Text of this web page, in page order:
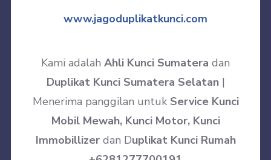
www.jagoduplikatkunci.com
Kami adalah Ahli Kunci Sumatera dan
Duplikat Kunci Sumatera Selatan|
Menerima panggilan untuk Service Kunci
Mobil Mewah, Kunci Motor, Kunci
Immobillizerdan Duplikat Kunci Rumah